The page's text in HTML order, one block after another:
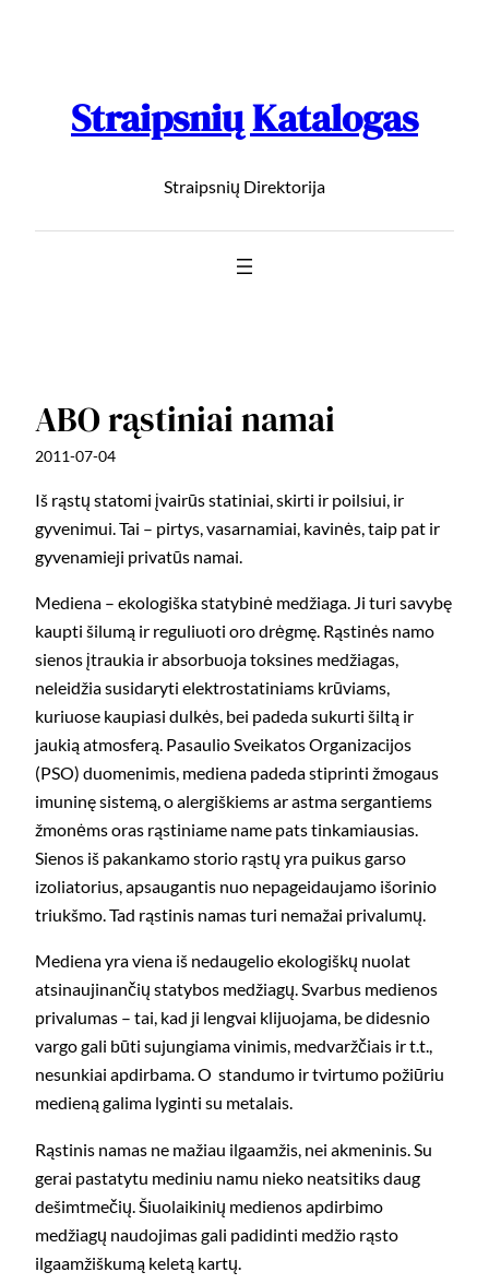
Straipsnių Katalogas
Straipsnių Direktorija
ABO rąstiniai namai
2011-07-04
Iš rąstų statomi įvairūs statiniai, skirti ir poilsiui, ir
gyvenimui. Tai – pirtys, vasarnamiai, kavinės, taip pat ir
gyvenamieji privatūs namai.
Mediena – ekologiška statybinė medžiaga. Ji turi savybę
kaupti šilumą ir reguliuoti oro drėgmę. Rąstinės namo
sienos įtraukia ir absorbuoja toksines medžiagas,
neleidžia susidaryti elektrostatiniams krūviams,
kuriuose kaupiasi dulkės, bei padeda sukurti šiltą ir
jaukią atmosferą. Pasaulio Sveikatos Organizacijos
(PSO) duomenimis, mediena padeda stiprinti žmogaus
imuninę sistemą, o alergiškiems ar astma sergantiems
žmonėms oras rąstiniame name pats tinkamiausias.
Sienos iš pakankamo storio rąstų yra puikus garso
izoliatorius, apsaugantis nuo nepageidaujamo išorinio
triukšmo. Tad rąstinis namas turi nemažai privalumų.
Mediena yra viena iš nedaugelio ekologiškų nuolat
atsinaujinančių statybos medžiagų. Svarbus medienos
privalumas – tai, kad ji lengvai klijuojama, be didesnio
vargo gali būti sujungiama vinimis, medvaržčiais ir t.t.,
nesunkiai apdirbama. O standumo ir tvirtumo požiūriu
medieną galima lyginti su metalais.
Rąstinis namas ne mažiau ilgaamžis, nei akmeninis. Su
gerai pastatytu mediniu namu nieko neatsitiks daug
dešimtmečių. Šiuolaikinių medienos apdirbimo
medžiagų naudojimas gali padidinti medžio rąsto
ilgaamžiškumą keletą kartų.